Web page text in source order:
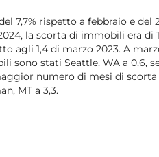
7,7% rispetto a febbraio e del
la scorta di immobili era di
agli 1,4 di marzo 2023. A
sono stati Seattle, WA a 0,6,
numero di mesi di
MT a 3,3.